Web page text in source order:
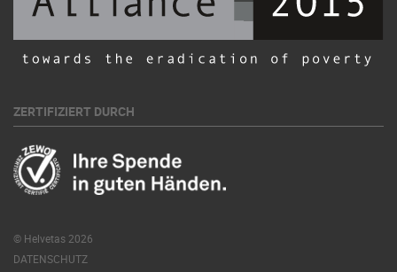
ZERTIFIZIERT DURCH
© Helvetas 2026
DATENSCHUTZ